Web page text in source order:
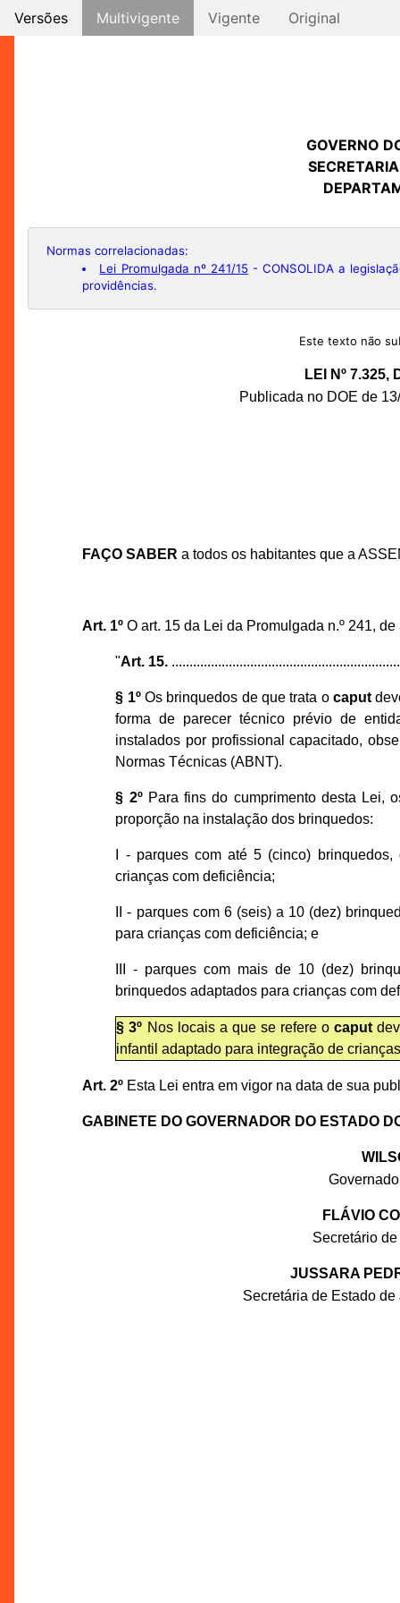
Versões Multivigente Vigente Original
GOVERNO
Normas correlacionadas:
Lei Promulgada nº 241/15- CONSOLIDA a
providências.
Este texto não
LEI Nº 7.325,
Publicada no DOE de
FAÇO SABER a todos os habitantes que a
Art. 1ºO art. 15 da Lei da Promulgada n.º 241,
"Art. 15.
§ 1ºOs brinquedos de que trata o caput
forma de parecer técnico prévio de
instalados por profissional capacitado,
Normas Técnicas (ABNT).
§ 2ºPara fins do cumprimento desta Lei,
proporção na instalação dos brinquedos:
I - parques com até 5 (cinco)
crianças com deficiência;
II - parques com 6 (seis) a 10 (dez)
para crianças com deficiência; e
III - parques com mais de 10 (dez)
brinquedos adaptados para crianças com
§ 3º Nos locais a que se refere ocaput
infantil adaptado para integração de
Art. 2ºEsta Lei entra em vigor na data de sua
GABINETE DO GOVERNADOR DO ESTADO
FLÁVIO
Secretário
JUSSARA
Secretária de Estado